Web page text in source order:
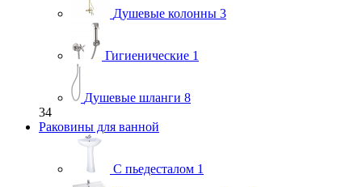
Душевые колонны 3
Гигиенические 1
Душевые шланги 8
34
Раковины для ванной
С пьедесталом 1